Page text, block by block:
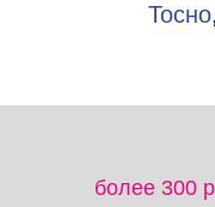
Тосно,
более 300